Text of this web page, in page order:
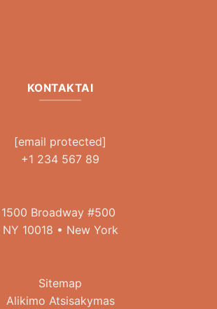
KONTAKTAI
[email protected]
+1 234 567 89
1500 Broadway #500
NY 10018 • New York
Sitemap
Alikimo Atsisakymas